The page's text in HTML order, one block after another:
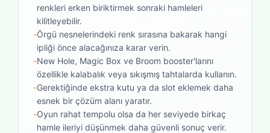
renkleri erken biriktirmek sonraki hamleleri
kilitleyebilir.
-Örgü nesnelerindeki renk sırasına bakarak hangi
ipliği önce alacağınıza karar verin.
-New Hole, Magic Box ve Broom booster'larını
özellikle kalabalık veya sıkışmış tahtalarda kullanın.
-Gerektiğinde ekstra kutu ya da slot eklemek daha
esnek bir çözüm alanı yaratır.
-Oyun rahat tempolu olsa da her seviyede birkaç
hamle ileriyi düşünmek daha güvenli sonuç verir.